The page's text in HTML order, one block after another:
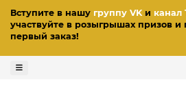
Вступите в нашу группу VKи канал
участвуйте в розыгрышах призов и
первый заказ!